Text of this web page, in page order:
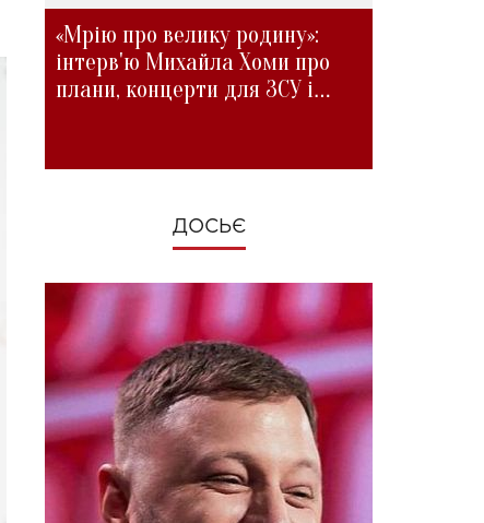
«Мрію про велику родину»:
інтерв'ю Михайла Хоми про
плани, концерти для ЗСУ і
ДОСЬЄ